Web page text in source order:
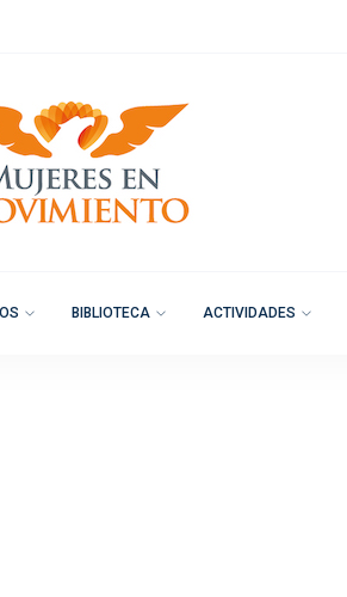
BIBLIOTECA ACTIVIDADES